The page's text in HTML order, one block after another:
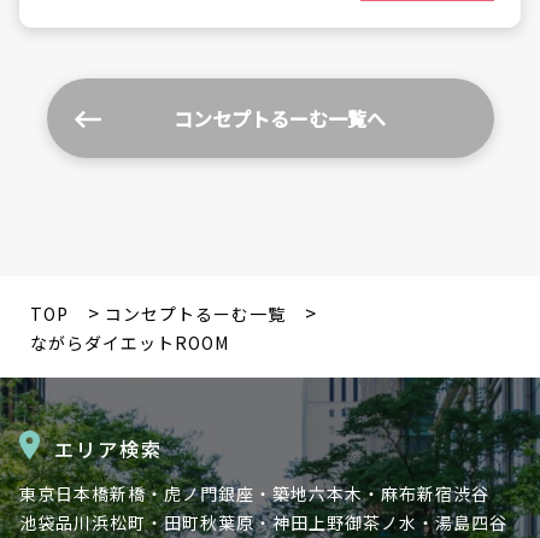
コンセプトるーむ一覧へ
TOP
コンセプトるーむ一覧
ながらダイエットROOM
エリア検索
東京日本橋新橋・虎ノ門銀座・築地六本木・麻布新宿渋谷
池袋品川浜松町・田町秋葉原・神田上野御茶ノ水・湯島四谷